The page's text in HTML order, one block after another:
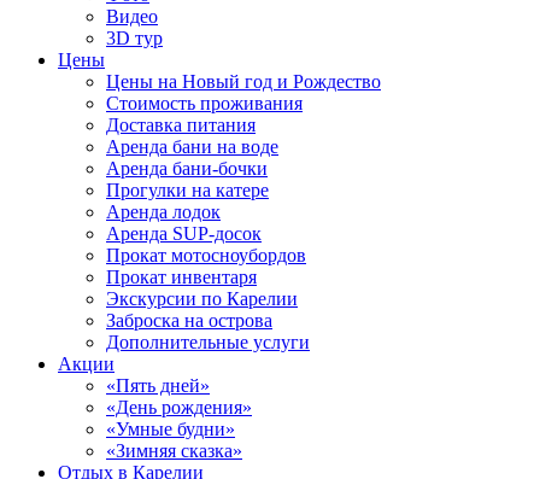
Видео
3D тур
Цены
Цены на Новый год и Рождество
Стоимость проживания
Доставка питания
Аренда бани на воде
Аренда бани-бочки
Прогулки на катере
Аренда лодок
Аренда SUP-досок
Прокат мотосноубордов
Прокат инвентаря
Экскурсии по Карелии
Заброска на острова
Дополнительные услуги
Акции
«Пять дней»
«День рождения»
«Умные будни»
«Зимняя сказка»
Отдых в Карелии